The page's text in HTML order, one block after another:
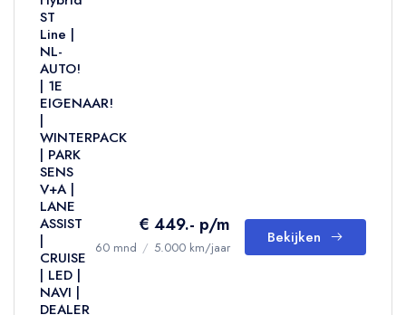
ST
Line |
NL-
AUTO!
| 1E
EIGENAAR!
|
WINTERPACK
| PARK
SENS
V+A |
LANE
ASSIST
|
CRUISE
| LED |
NAVI |
DEALER
€ 449.- p/m
60 mnd / 5.000 km/jaar
Bekijken